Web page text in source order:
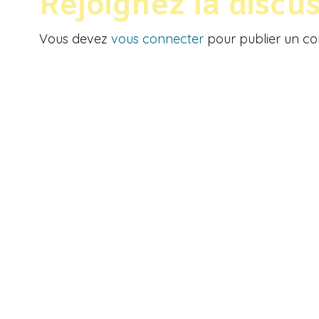
Vous devez vous connecter pour publier un